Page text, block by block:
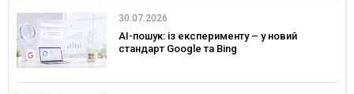
30.07.2026
AI-пошук: із експерименту – у новий
стандарт Google та Bing